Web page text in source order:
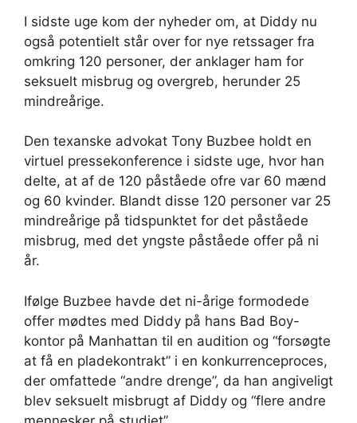
I sidste uge kom der nyheder om, at Diddy nu
også potentielt står over for nye retssager fra
omkring 120 personer, der anklager ham for
seksuelt misbrug og overgreb, herunder 25
mindreårige.
Den texanske advokat Tony Buzbee holdt en
virtuel pressekonference i sidste uge, hvor han
delte, at af de 120 påståede ofre var 60 mænd
og 60 kvinder. Blandt disse 120 personer var 25
mindreårige på tidspunktet for det påståede
misbrug, med det yngste påståede offer på ni
år.
Ifølge Buzbee havde det ni-årige formodede
offer mødtes med Diddy på hans Bad Boy-
kontor på Manhattan til en audition og “forsøgte
at få en pladekontrakt” i en konkurrenceproces,
der omfattede “andre drenge”, da han angiveligt
blev seksuelt misbrugt af Diddy og “flere andre